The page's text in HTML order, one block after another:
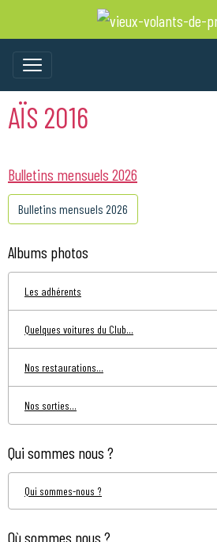
AÏS 2016
Bulletins mensuels 2026
Bulletins mensuels 2026
Albums photos
Les adhérents
Quelques voitures du Club...
Nos restaurations...
Nos sorties...
Qui sommes nous ?
Qui sommes-nous ?
Où sommes nous ?